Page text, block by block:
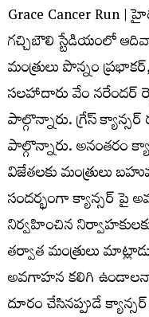
Grace Cancer Run
గచ్చిబౌలి స్టేడియంలో
మంత్రులు పొన్నం
సలహాదారు వేం నరేందర్
పాల్గొన్నారు. గ్రేస్
పాల్గొన్నారు. అనంతరం
విజేతలకు మంత్రులు
సందర్భంగా క్యాన్సర్ పై
నిర్వహించిన
తర్వాత మంత్రులు
అవగాహన కలిగి
దూరం చేసినప్పుడే